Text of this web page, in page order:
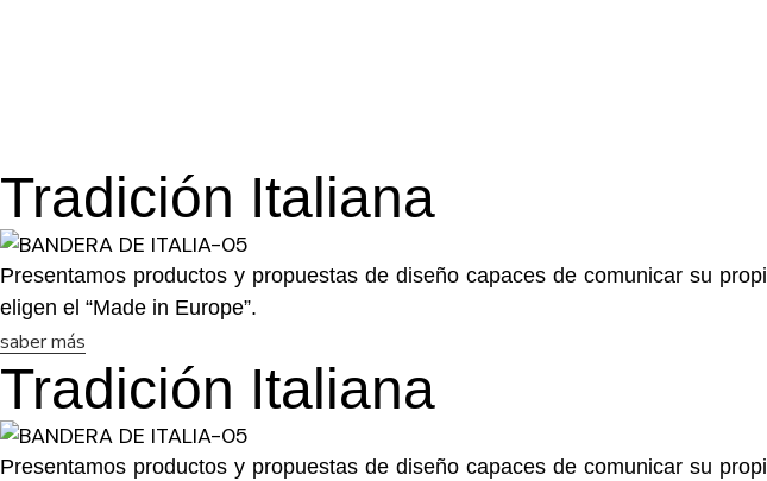
Tradición Italiana
Presentamos productos y propuestas de diseño capaces de comunicar su
eligen el “Made in Europe”.
saber más
Tradición Italiana
Presentamos productos y propuestas de diseño capaces de comunicar su